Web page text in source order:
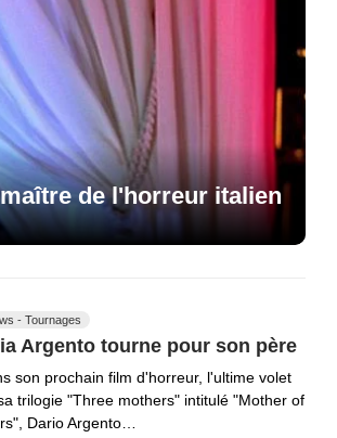
de l'horreur italien
- Tournages
Argento tourne pour son père
son prochain film d'horreur, l'ultime volet
trilogie "Three mothers" intitulé "Mother of
Dario Argento…